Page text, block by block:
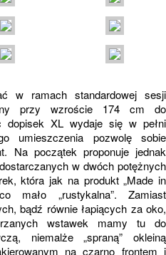
w ramach standardowej sesji
przy wzroście 174 cm do
dopisek XL wydaje się w pełni
umieszczenia pozwolę sobie
Na początek proponuje jednak
w dwóch potężnych
która jak na produkt „Made in
mało „rustykalna”. Zamiast
bądź równie łapiących za oko,
wstawek mamy tu do
niemalże „spraną” okleiną
na czarno frontem i